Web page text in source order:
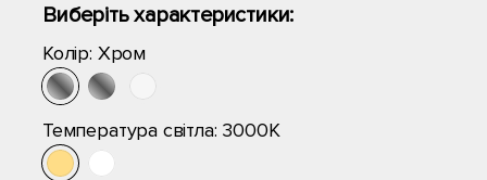
Виберіть характеристики:
Колір: Хром
Температура світла: 3000K